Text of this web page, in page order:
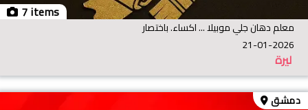
7 items
معلم دهان جلي موبيلا ... اكساء. باختصار
21-01-2026
ليرة
دمشق